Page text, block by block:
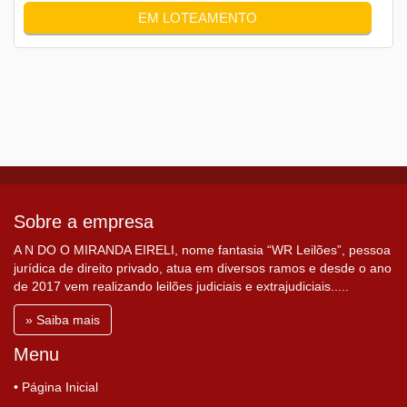
EM LOTEAMENTO
Sobre a empresa
A N DO O MIRANDA EIRELI, nome fantasia “WR Leilões”, pessoa
jurídica de direito privado, atua em diversos ramos e desde o ano
de 2017 vem realizando leilões judiciais e extrajudiciais.....
» Saiba mais
Menu
• Página Inicial